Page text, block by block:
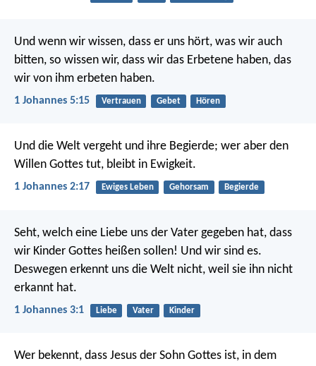
Und wenn wir wissen, dass er uns hört, was wir auch
bitten, so wissen wir, dass wir das Erbetene haben, das
wir von ihm erbeten haben.
1 Johannes 5:15 Vertrauen Gebet Hören
Und die Welt vergeht und ihre Begierde; wer aber den
Willen Gottes tut, bleibt in Ewigkeit.
1 Johannes 2:17 Ewiges Leben Gehorsam Begierde
Seht, welch eine Liebe uns der Vater gegeben hat, dass
wir Kinder Gottes heißen sollen! Und wir sind es.
Deswegen erkennt uns die Welt nicht, weil sie ihn nicht
erkannt hat.
1 Johannes 3:1 Liebe Vater Kinder
Wer bekennt, dass Jesus der Sohn Gottes ist, in dem